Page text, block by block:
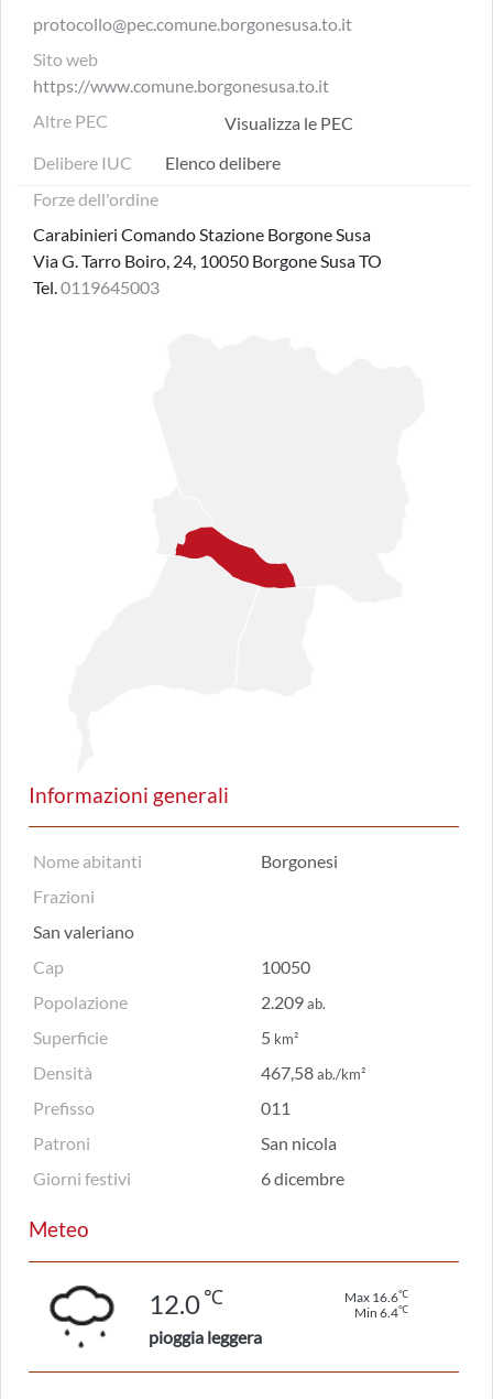
protocollo@pec.comune.borgonesusa.to.it
Sito web
https://www.comune.borgonesusa.to.it
Altre PEC
Visualizza le PEC
Delibere IUC
Elenco delibere
Forze dell'ordine
Carabinieri Comando Stazione Borgone Susa
Via G. Tarro Boiro, 24, 10050 Borgone Susa TO
Tel.0119645003
Informazioni generali
Nome abitanti
Borgonesi
Frazioni
San valeriano
Cap
10050
Popolazione
2.209ab.
Superficie 5 km²
Densità 467,58ab./km²
Prefisso
011
Patroni
San nicola
Giorni festivi
6 dicembre
Meteo
12.0℃ Max 16.6℃
Min 6.4℃
pioggia leggera